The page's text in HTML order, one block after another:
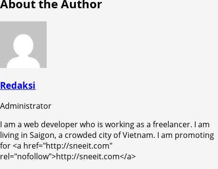
About the Author
Redaksi
Administrator
I am a web developer who is working as a freelancer. I am
living in Saigon, a crowded city of Vietnam. I am promoting
for <a href="http://sneeit.com"
rel="nofollow">http://sneeit.com</a>